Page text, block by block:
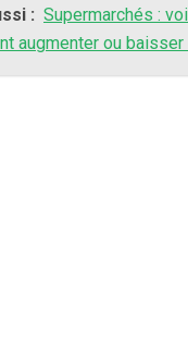
: Supermarchés :
augmenter ou baisser